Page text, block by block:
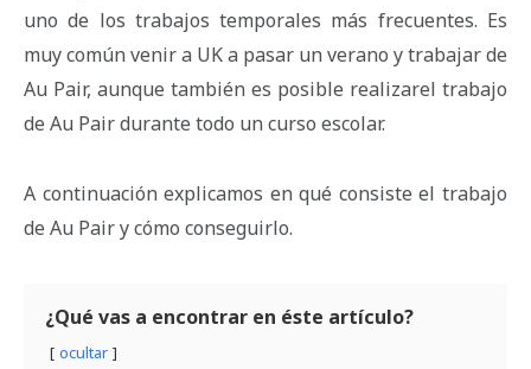
uno de los trabajos temporales más frecuentes. Es
muy común venir a UK a pasar un verano y trabajar de
Au Pair, aunque también es posible realizarel trabajo
de Au Pair durante todo un curso escolar.
A continuación explicamos en qué consiste el trabajo
de Au Pair y cómo conseguirlo.
¿Qué vas a encontrar en éste artículo?
ocultar